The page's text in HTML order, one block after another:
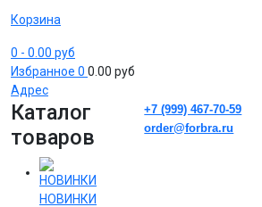
Корзина
0 - 0.00 руб
Избранное 0 0.00 руб
Адрес
Каталог
товаров
НОВИНКИ
+7 (999) 467-70-59
order@forbra.ru